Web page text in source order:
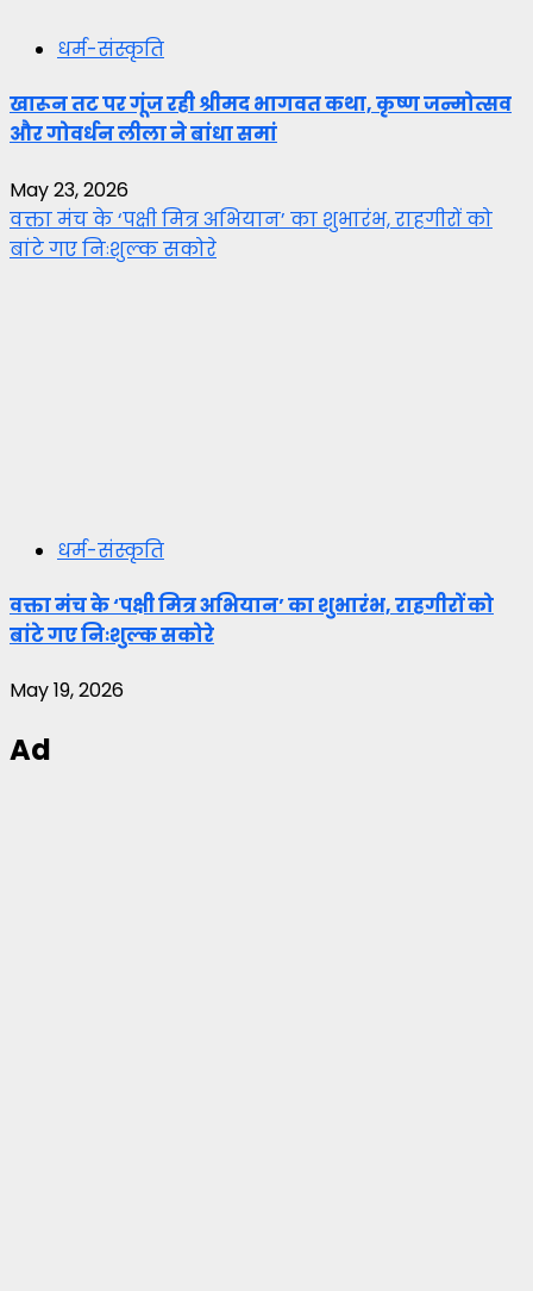
धर्म-संस्कृति
खारून तट पर गूंज रही श्रीमद भागवत कथा, कृष्ण जन्मोत्सव
और गोवर्धन लीला ने बांधा समां
May 23, 2026
वक्ता मंच के ‘पक्षी मित्र अभियान’ का शुभारंभ, राहगीरों को
बांटे गए निःशुल्क सकोरे
धर्म-संस्कृति
वक्ता मंच के ‘पक्षी मित्र अभियान’ का शुभारंभ, राहगीरों को
बांटे गए निःशुल्क सकोरे
May 19, 2026
Ad